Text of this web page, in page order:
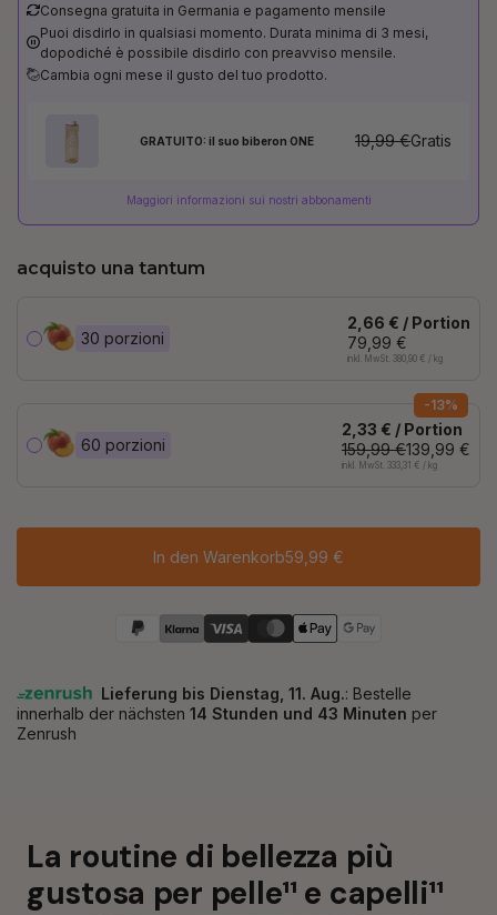
Consegna gratuita in Germania e pagamento mensile
Puoi disdirlo in qualsiasi momento. Durata minima di 3 mesi,
dopodiché è possibile disdirlo con preavviso mensile.
Cambia ogni mese il gusto del tuo prodotto.
GRATUITO: il suo biberon ONE 19,99 €Gratis
Maggiori informazioni sui nostri abbonamenti
acquisto una tantum
30 porzioni
2,66 € / Portion
79,99 €
inkl. MwSt. 380,90 € / kg
-13%
60 porzioni
2,33 € / Portion
159,99 €139,99 €
inkl. MwSt. 333,31 € / kg
In den Warenkorb59,99 €
La routine di bellezza più
gustosa per pelle¹¹ e capelli¹¹